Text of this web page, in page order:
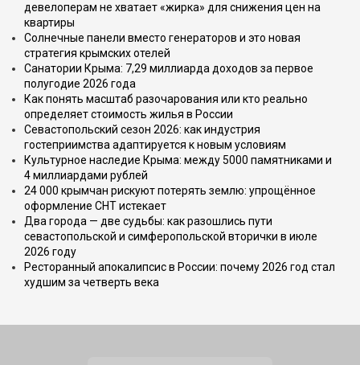
девелоперам не хватает «жирка» для снижения цен на
квартиры
Солнечные панели вместо генераторов и это новая
стратегия крымских отелей
Санатории Крыма: 7,29 миллиарда доходов за первое
полугодие 2026 года
Как понять масштаб разочарования или кто реально
определяет стоимость жилья в России
Севастопольский сезон 2026: как индустрия
гостеприимства адаптируется к новым условиям
Культурное наследие Крыма: между 5000 памятниками и
4 миллиардами рублей
24 000 крымчан рискуют потерять землю: упрощённое
оформление СНТ истекает
Два города — две судьбы: как разошлись пути
севастопольской и симферопольской вторички в июле
2026 году
Ресторанный апокалипсис в России: почему 2026 год стал
худшим за четверть века